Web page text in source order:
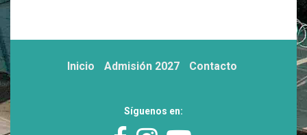
Inicio Admisión 2027 Contacto
Síguenos en: